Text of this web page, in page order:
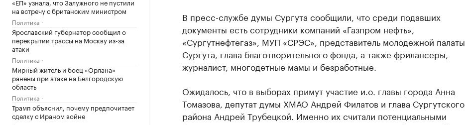
«ЕП» узнала, что Залужного не пустили
на встречу с британским министром
Политика
Ярославский губернатор сообщил о
перекрытии трассы на Москву из-за
атаки
Политика
Мирный житель и боец «Орлана»
ранены при атаке на Белгородскую
область
Политика
Трамп объяснил, почему предпочитает
сделку с Ираном войне
В пресс-службе думы Сургута сообщили, что среди подавших
документы есть сотрудники компаний «Газпром нефть»,
«Сургутнефтегаз», МУП «СРЭС», представитель молодежной палаты
Сургута, глава благотворительного фонда, а также фрилансеры,
журналист, многодетные мамы и безработные.
Ожидалось, что в выборах примут участие и.о. главы города Анна
Томазова, депутат думы ХМАО Андрей Филатов и глава Сургутского
района Андрей Трубецкой. Именно их считали потенциальными